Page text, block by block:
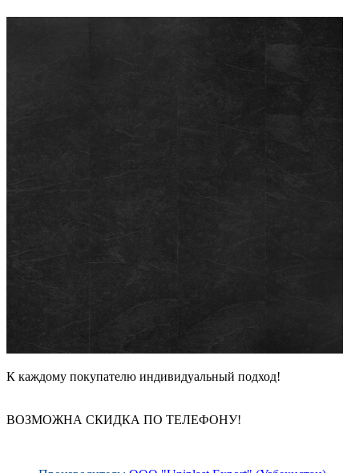
К каждому покупателю индивидуальный подход!
ВОЗМОЖНА СКИДКА ПО ТЕЛЕФОНУ!